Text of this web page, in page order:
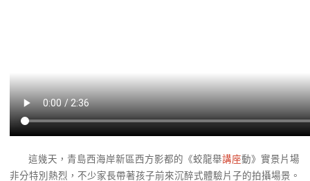
這幾天，青島西海岸新區西方影都的《蛟龍舉講座動》實景片場
非分特別熱烈，不少家長帶著孩子前來沉醉式體驗片子的拍攝場景。